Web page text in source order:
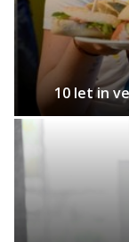
10 let in